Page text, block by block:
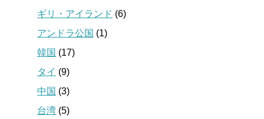
ギリ・アイランド (6)
アンドラ公国 (1)
韓国 (17)
タイ (9)
中国 (3)
台湾 (5)